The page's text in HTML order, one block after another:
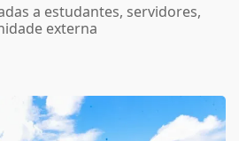
a estudantes, servidores,
externa